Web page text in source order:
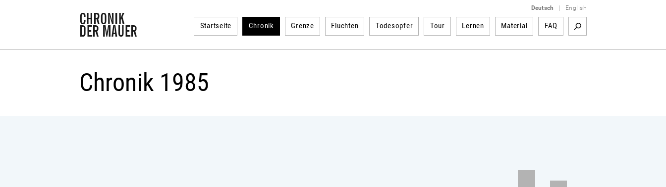
Deutsch English
Startseite Chronik Grenze Fluchten Todesopfer Tour Lernen Material FAQ
Chronik 1985